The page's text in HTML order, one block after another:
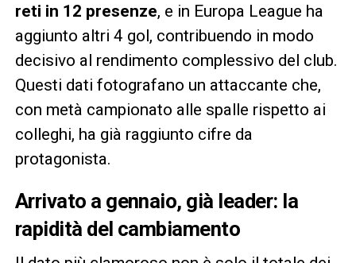
reti in 12 presenze, e in Europa League ha
aggiunto altri 4 gol, contribuendo in modo
decisivo al rendimento complessivo del club.
Questi dati fotografano un attaccante che,
con metà campionato alle spalle rispetto ai
colleghi, ha già raggiunto cifre da
protagonista.
Arrivato a gennaio, già leader: la
rapidità del cambiamento